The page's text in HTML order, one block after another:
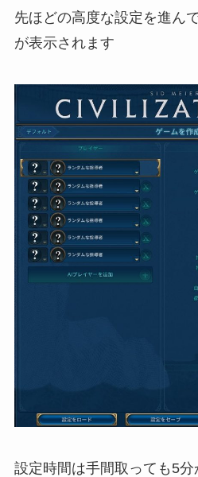
先ほどの高度な設定を進ん
が表示されます
設定時間は手間取っても5